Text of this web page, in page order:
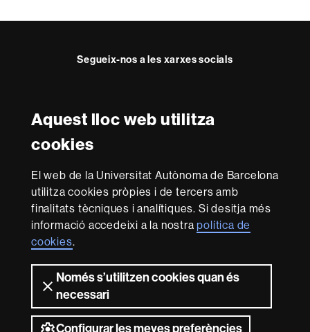
Aquest lloc web utilitza
cookies
El web de la Universitat Autònoma de Barcelona
utilitza cookies pròpies i de tercers amb
finalitats tècniques i analítiques. Si desitja més
informació accedeixi a la nostrapolítica de
cookies.
Només s’utilitzen cookies quan és
necessari
Configurar les meves preferències
Segueix-nos a les xarxes socials
FacultatUAB
Reconeixement internacional de l'excel·lència
in
Research
-
Euraxess
Amb el finançament de
Sobre
aquest
web
Avís legal
web Accessibilitat web Mapa del web UAB